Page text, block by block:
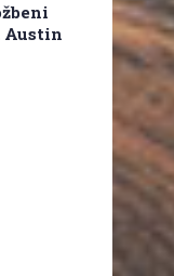
Austin